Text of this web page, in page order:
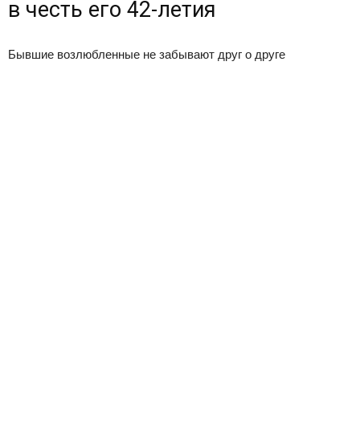
в честь его 42-летия
Бывшие возлюбленные не забывают друг о друге